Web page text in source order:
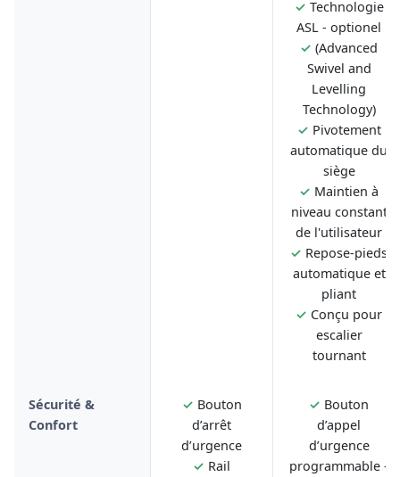
✓ Technologie
ASL - optionel
✓ (Advanced
Swivel and
Levelling
Technology)
✓ Pivotement
automatique du
siège
✓ Maintien à
niveau constant
de l'utilisateur
✓ Repose-pieds
automatique et
pliant
✓ Conçu pour
escalier
tournant
Sécurité &
Confort
✓ Bouton
d’arrêt
d’urgence
✓ Rail
✓ Bouton
d’appel
d’urgence
programmable -